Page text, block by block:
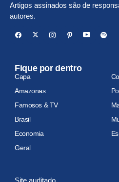
Artigos assinados são de
autores.
Fique por dentro
Capa
Amazonas
Famosos & TV
Brasil
Economia
Geral
Site auditado